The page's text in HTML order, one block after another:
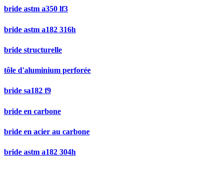
bride astm a350 lf3
bride astm a182 316h
bride structurelle
tôle d'aluminium perforée
bride sa182 f9
bride en carbone
bride en acier au carbone
bride astm a182 304h